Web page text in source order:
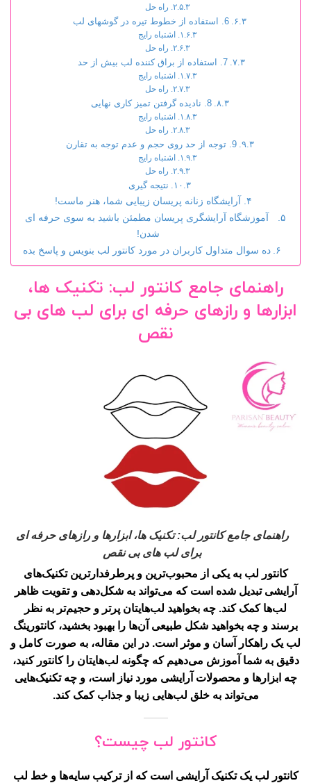
راه حل
6. استفاده از خطوط تیره در گوشهای لب
اشتباه رایج
راه حل
7. استفاده از براق کننده لب بیش از حد
اشتباه رایج
راه حل
8. نادیده گرفتن تمیز کاری نهایی
اشتباه رایج
راه حل
9. توجه از حد روی حجم و عدم توجه به تقارن
اشتباه رایج
راه حل
نتیجه گیری
آرایشگاه زنانه پریسان زیبایی شما، هنر ماست!
آموزشگاه آرایشگری پریسان مطمئن باشید به سوی حرفه ای
شدن!
ده سوال متداول کاربران در مورد کانتور لب بنویس و پاسخ بده
راهنمای جامع کانتور لب: تکنیک ها،
ابزارها و رازهای حرفه ای برای لب های بی
نقص
راهنمای جامع کانتور لب: تکنیک ها، ابزارها و رازهای حرفه ای
برای لب های بی نقص
کانتور لب به یکی از محبوب‌ترین و پرطرفدارترین تکنیک‌های
آرایشی تبدیل شده است که می‌تواند به شکل‌دهی و تقویت ظاهر
لب‌ها کمک کند. چه بخواهید لب‌هایتان پرتر و حجیم‌تر به نظر
برسند و چه بخواهید شکل طبیعی آن‌ها را بهبود بخشید، کانتورینگ
لب یک راهکار آسان و موثر است. در این مقاله، به صورت کامل و
دقیق به شما آموزش می‌دهیم که چگونه لب‌هایتان را کانتور کنید،
چه ابزارها و محصولات آرایشی مورد نیاز است، و چه تکنیک‌هایی
می‌تواند به خلق لب‌هایی زیبا و جذاب کمک کند.
کانتور لب چیست؟
کانتور لب یک تکنیک آرایشی است که از ترکیب سایه‌ها و خط لب